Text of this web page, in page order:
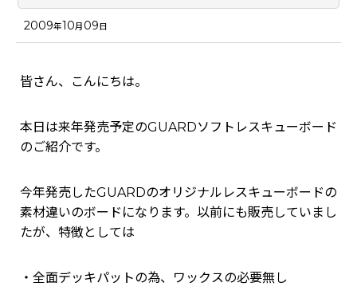
2009年10月 09日
皆さん、こんにちは。
本日は来年発売予定のGUARDソフトレスキューボード
のご紹介です。
今年発売したGUARDのオリジナルレスキューボードの
素材違いのボードになります。以前にも販売していまし
たが、特徴としては
・全面デッキパットの為、ワックスの必要無し